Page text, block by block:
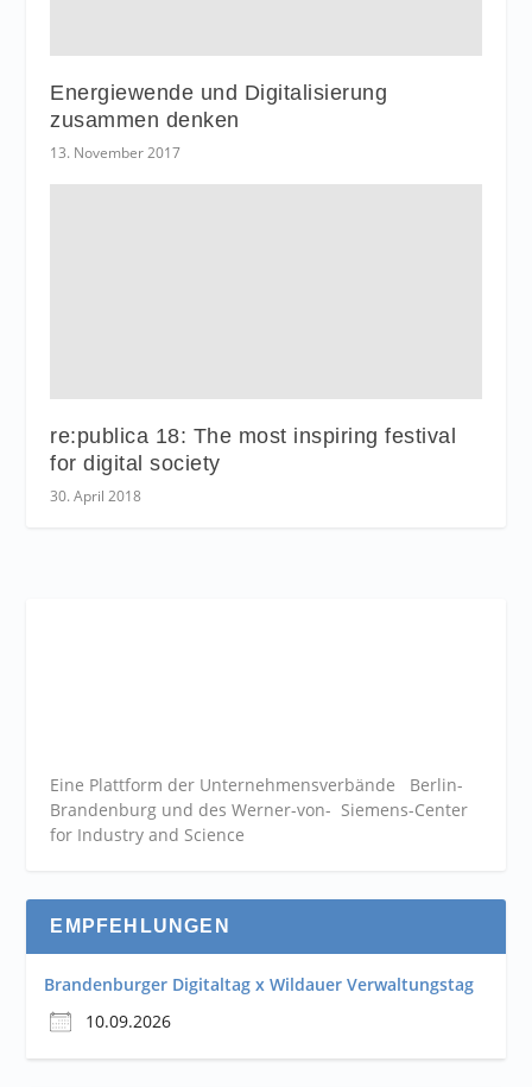
Energiewende und Digitalisierung
zusammen denken
13. November 2017
re:publica 18: The most inspiring festival
for digital society
30. April 2018
Eine Plattform der Unternehmensverbände Berlin-
Brandenburg und des Werner-von- Siemens-Center
for Industry and Science
EMPFEHLUNGEN
Brandenburger Digitaltag x Wildauer Verwaltungstag
10.09.2026